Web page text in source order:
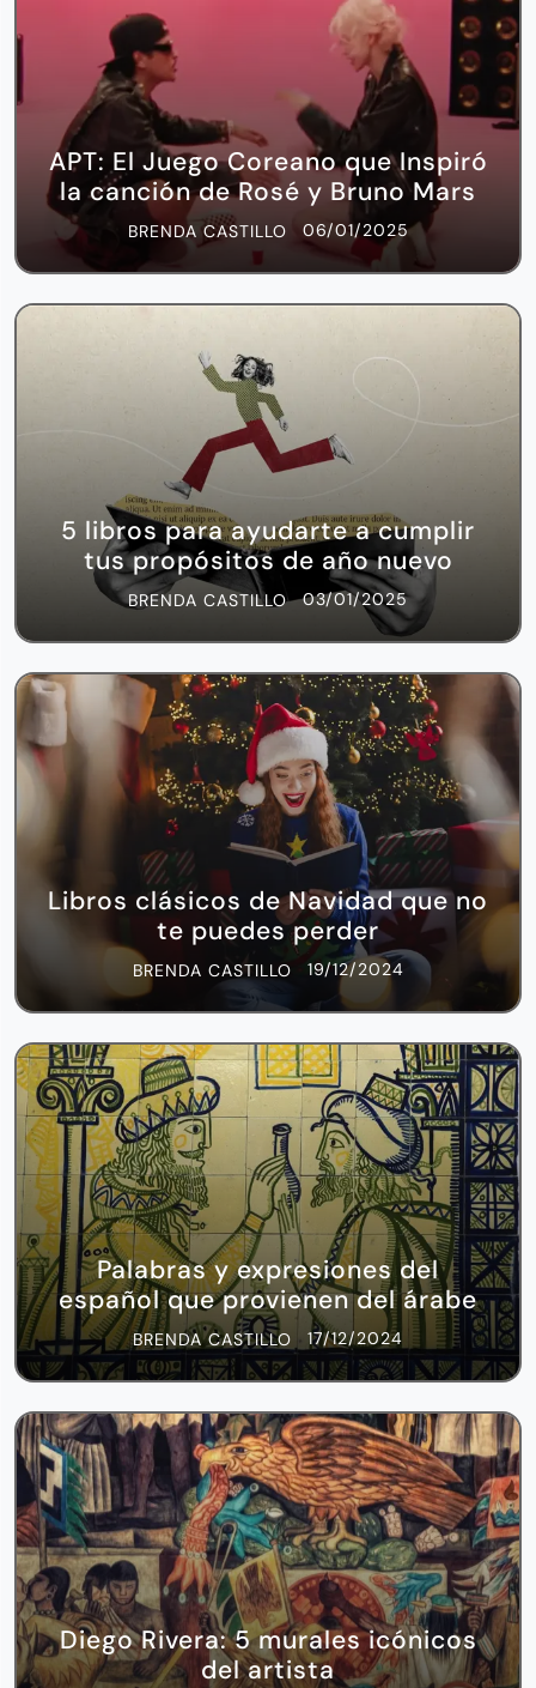
APT: El Juego Coreano que Inspiró
la canción de Rosé y Bruno Mars
BRENDA CASTILLO 06/01/2025
5 libros para ayudarte a cumplir
tus propósitos de año nuevo
BRENDA CASTILLO 03/01/2025
Libros clásicos de Navidad que no
te puedes perder
BRENDA CASTILLO 19/12/2024
Palabras y expresiones del
español que provienen del árabe
BRENDA CASTILLO 17/12/2024
Diego Rivera: 5 murales icónicos
del artista